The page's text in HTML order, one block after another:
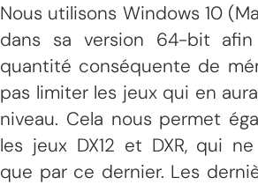
Nous utilisons Windows 10
dans sa version 64-bit
quantité conséquente de
pas limiter les jeux qui en
niveau. Cela nous permet
les jeux DX12 et DXR, qui
que par ce dernier. Les